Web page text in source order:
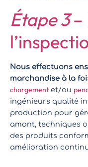
Étape 3–
Nous effectuons
marchandise à la
chargement et/ou
ingénieurs qualité
production pour
amont, techniques
des produits
amélioration